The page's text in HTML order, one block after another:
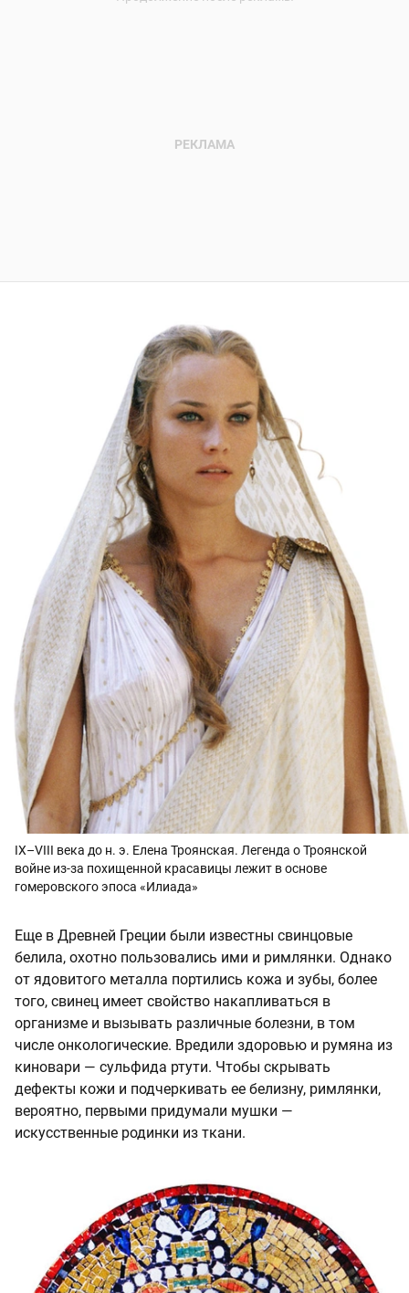
IX–VIII века до н. э. Елена Троянская. Легенда о Троянской
войне из-за похищенной красавицы лежит в основе
гомеровского эпоса «Илиада»
Еще в Древней Греции были известны свинцовые
белила, охотно пользовались ими и римлянки. Однако
от ядовитого металла портились кожа и зубы, более
того, свинец имеет свойство накапливаться в
организме и вызывать различные болезни, в том
числе онкологические. Вредили здоровью и румяна из
киновари — сульфида ртути. Чтобы скрывать
дефекты кожи и подчеркивать ее белизну, римлянки,
вероятно, первыми придумали мушки —
искусственные родинки из ткани.